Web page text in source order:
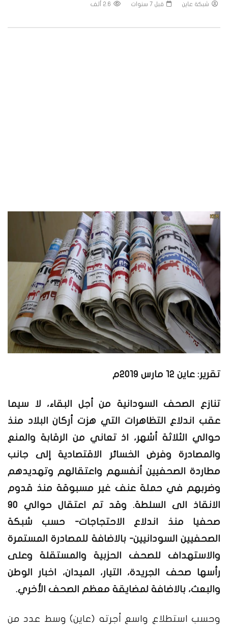
شبكة عاين قبل 7 سنوات 2.6 ألف
تقرير: عاين 12 مارس 2019م
تنازع الصحف السودانية من أجل البقاء، لا سيما
عقب اندلاع التظاهرات التي هزت أركان البلاد منذ
حوالي الثلاثة أشهر، اذ تعاني من الرقابة والمنع
والمصادرة وفرض الخسائر الاقتصادية إلى جانب
مطاردة الصحفيين أنفسهم واعتقالهم وتهديدهم
وضربهم في حملة عنف غير مسبوقة منذ قدوم
الانقاذ الى السلطة.
وقد تم اعتقال حوالي 90
صحفيا منذ اندلاع الاحتجاجات- حسب شبكة
الصحفيين السودانيين- بالاضافة للمصادرة المستمرة
والاستهداف للصحف الحزبية والمستقلة وعلى
رأسها صحف الجريدة، التيار، الميدان، اخبار الوطن
والبعث، بالاضافة لمضايقة معظم الصحف الأخري.
وحسب استطلاع واسع أجرته (عاين) وسط عدد من